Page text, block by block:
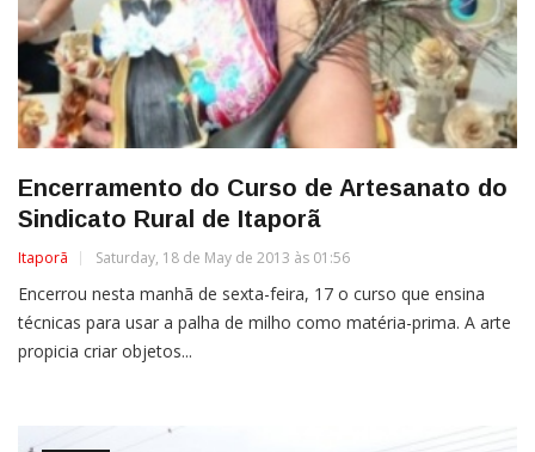
Encerramento do Curso de Artesanato do
Sindicato Rural de Itaporã
Itaporã Saturday, 18 de May de 2013 às 01:56
Encerrou nesta manhã de sexta-feira, 17 o curso que ensina
técnicas para usar a palha de milho como matéria-prima. A arte
propicia criar objetos...